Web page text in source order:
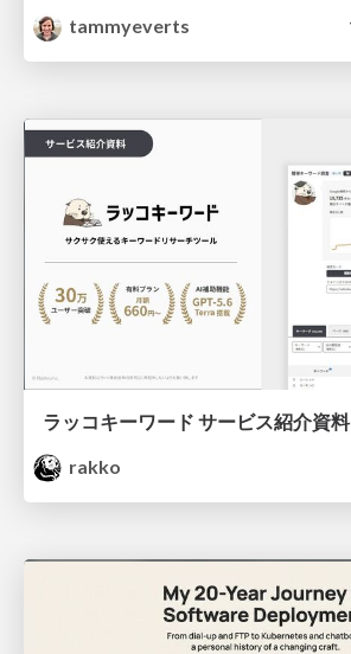
tammyeverts
ラッコキーワード サービス紹介資料
rakko